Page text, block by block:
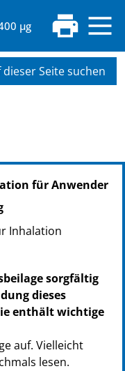
µg
dieser Seite suchen
für Anwender
Inhalation
sorgfältig
dieses
enthält wichtige
auf. Vielleicht
lesen.